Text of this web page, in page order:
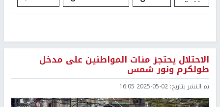
الاحتلال يحتجز مئات المواطنين على مدخل
طولكرم ونور شمس
تم النشر بتاريخ: 2025-05-02 16:05